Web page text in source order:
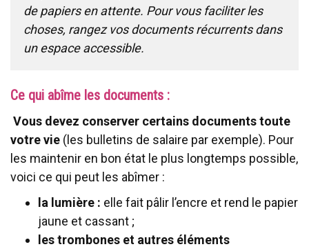
de papiers en attente. Pour vous faciliter les
choses, rangez vos documents récurrents dans
un espace accessible.
Ce qui abîme les documents :
Vous devez conserver certains documents toute
votre vie (les bulletins de salaire par exemple). Pour
les maintenir en bon état le plus longtemps possible,
voici ce qui peut les abîmer :
la lumière : elle fait pâlir l’encre et rend le papier
jaune et cassant ;
les trombones et autres éléments